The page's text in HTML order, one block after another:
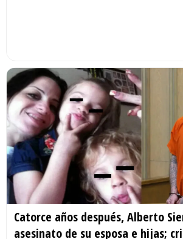
Catorce años después, Alberto
asesinato de su esposa e hijas;